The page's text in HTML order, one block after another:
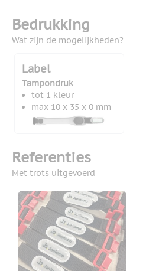
Bedrukking
Wat zijn de mogelijkheden?
Label
Tampondruk
tot 1 kleur
max 10 x 35 x 0 mm
Referenties
Met trots uitgevoerd